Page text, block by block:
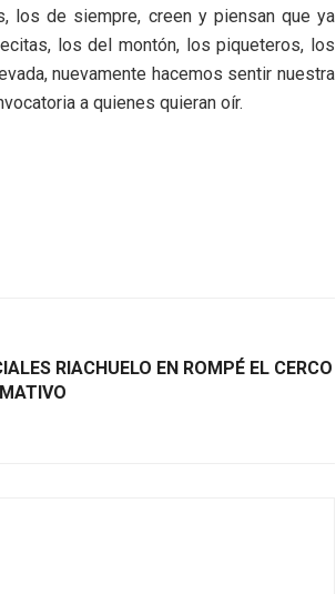
los de siempre, creen y piensan que ya
los del montón, los piqueteros, los
nuevamente hacemos sentir nuestra
a quienes quieran oír.
RIACHUELO EN ROMPÉ EL CERCO